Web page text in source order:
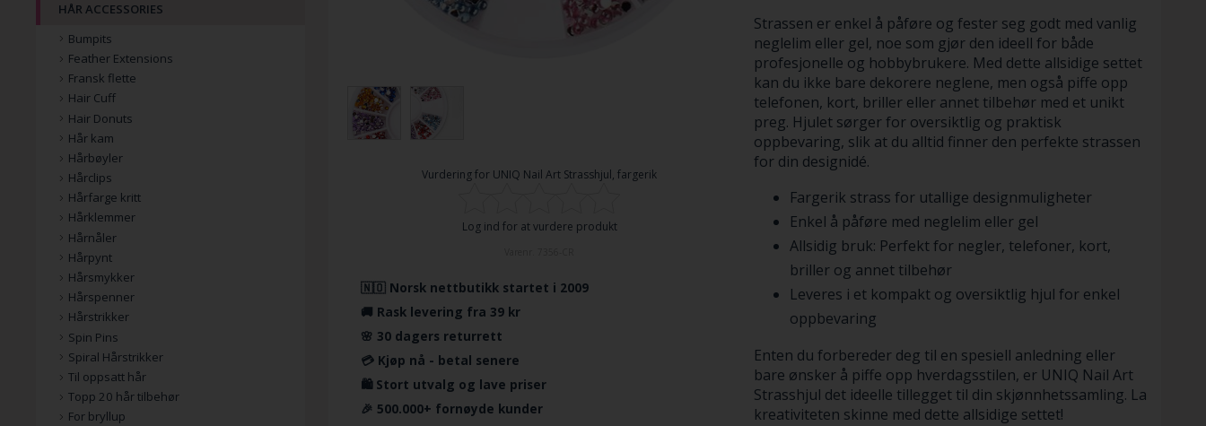
Vurdering for UNIQ Nail Art Strasshjul, fargerik
Log ind for at vurdere produkt
🇳🇴 Norsk nettbutikk startet i 2009
🚚 Rask levering fra 39 kr
🌸 30 dagers returrett
💳 Kjøp nå - betal senere
🛍️ Stort utvalg og lave priser
🎉 500.000+ fornøyde kunder
Strassen er enkel å påføre og fester seg godt med vanlig
neglelim eller gel, noe som gjør den ideell for både
profesjonelle og hobbybrukere. Med dette allsidige settet
kan du ikke bare dekorere neglene, men også piffe opp
telefonen, kort, briller eller annet tilbehør med et unikt
preg. Hjulet sørger for oversiktlig og praktisk
oppbevaring, slik at du alltid finner den perfekte strassen
for din designidé.
Fargerik strass for utallige designmuligheter
Enkel å påføre med neglelim eller gel
Allsidig bruk: Perfekt for negler, telefoner, kort,
briller og annet tilbehør
Leveres i et kompakt og oversiktlig hjul for enkel
oppbevaring
Enten du forbereder deg til en spesiell anledning eller
bare ønsker å piffe opp hverdagsstilen, er UNIQ Nail Art
Strasshjul det ideelle tillegget til din skjønnhetssamling. La
kreativiteten skinne med dette allsidige settet!
HÅR ACCESSORIES
Bumpits
Feather Extensions
Fransk flette
Hair Cuff
Hair Donuts
Hår kam
Hårbøyler
Hårclips
Hårfarge kritt
Hårklemmer
Hårnåler
Hårpynt
Hårsmykker
Hårspenner
Hårstrikker
Spin Pins
Spiral Hårstrikker
Til oppsatt hår
Topp 20 hår tilbehør
For bryllup